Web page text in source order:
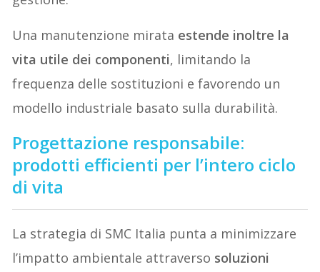
Una manutenzione mirata estende inoltre la
vita utile dei componenti, limitando la
frequenza delle sostituzioni e favorendo un
modello industriale basato sulla durabilità.
Progettazione responsabile:
prodotti efficienti per l’intero ciclo
di vita
La strategia di SMC Italia punta a minimizzare
l’impatto ambientale attraverso soluzioni